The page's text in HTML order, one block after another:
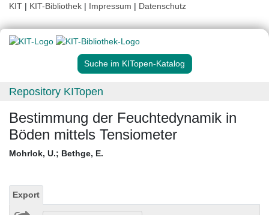
KIT | KIT-Bibliothek | Impressum | Datenschutz
Suche im KITopen-Katalog
Repository KITopen
Bestimmung der Feuchtedynamik in
Böden mittels Tensiometer
Mohrlok, U.; Bethge, E.
Export